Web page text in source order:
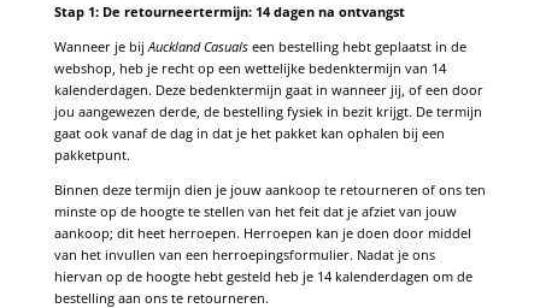
Stap 1: De retourneertermijn: 14 dagen na ontvangst
Wanneer je bijAuckland Casualseen bestelling hebt geplaatst in de
webshop, heb je recht op een wettelijke bedenktermijn van 14
kalenderdagen. Deze bedenktermijn gaat in wanneer jij, of een door
jou aangewezen derde, de bestelling fysiek in bezit krijgt. De termijn
gaat ook vanaf de dag in dat je het pakket kan ophalen bij een
pakketpunt.
Binnen deze termijn dien je jouw aankoop te retourneren of ons ten
minste op de hoogte te stellen van het feit dat je afziet van jouw
aankoop; dit heet herroepen. Herroepen kan je doen door middel
van het invullen van een herroepingsformulier. Nadat je ons
hiervan op de hoogte hebt gesteld heb je 14 kalenderdagen om de
bestelling aan ons te retourneren.